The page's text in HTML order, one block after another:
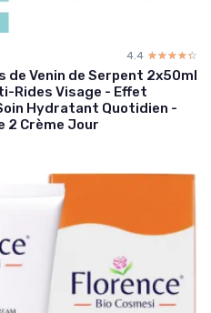
4.4 ☆☆☆☆☆
★★★★★
de Venin de Serpent 2x50ml
Rides Visage - Effet
Hydratant Quotidien -
2 Crème Jour